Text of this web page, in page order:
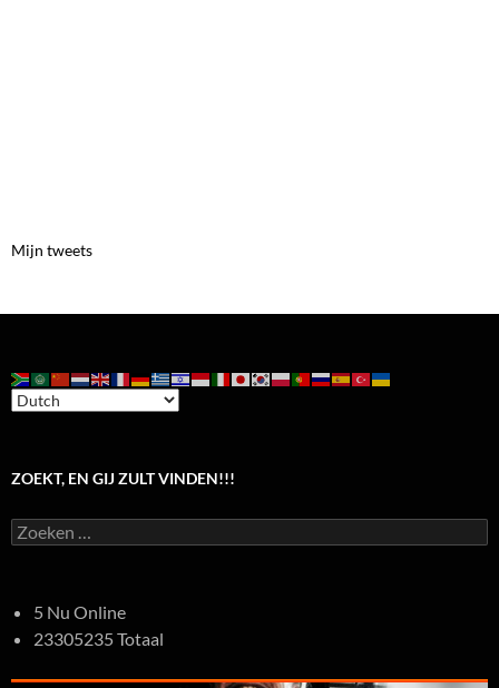
Mijn tweets
ZOEKT, EN GIJ ZULT VINDEN!!!
Zoeken
naar:
5 Nu Online
23305235 Totaal